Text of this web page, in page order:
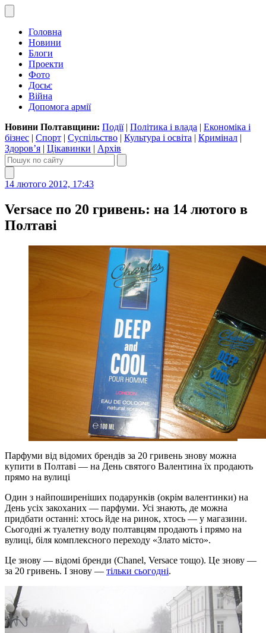
Головна
Новини
Блоги
Проекти
Фото
Досьє
Війна
Допомога армії
Новини Полтавщини: Події| Політика і влада | Економіка і
бізнес | Спорт | Суспільство | Культура і освіта | Кримінал |
Здоров’я | Цікавинки | Архів
14 лютого 2012, 17:43
Versace по 20 гривень: на 14 лютого в
Полтаві
Парфуми від відомих брендів за 20 гривень знову можна
купити в Полтаві — на День святого Валентина їх продають
прямо на вулиці
Один з найпоширеніших подарунків (окрім валентинки) на
День усіх закоханих — парфуми. Усі знають, де можна
придбати останні: хтось йде на ринок, хтось — у магазини.
Сьогодні ж туалетну воду полтавцям продають і прямо на
вулиці, біля комплексного переходу «Злато місто».
Це знову — відомі бренди (Chanel, Versace тощо). Це знову —
за 20 гривень. І знову — тільки сьогодні.